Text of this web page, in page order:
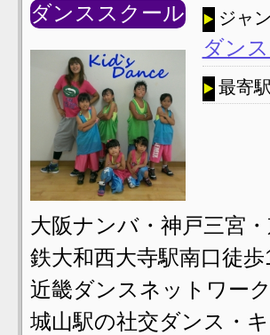
ダンススクール ジャ
ダンス
最寄駅
大阪ナンバ・神戸三宮
鉄大和西大寺駅南口徒
近畿ダンスネットワー
城山駅の社交ダンス・